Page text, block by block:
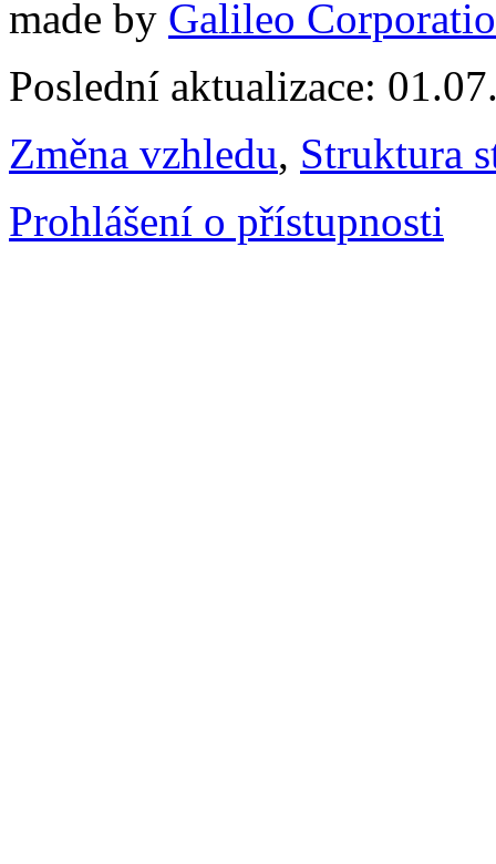
made by Galileo
Poslední aktualizace:
Změna vzhledu, Struktura
Prohlášení o přístupnosti